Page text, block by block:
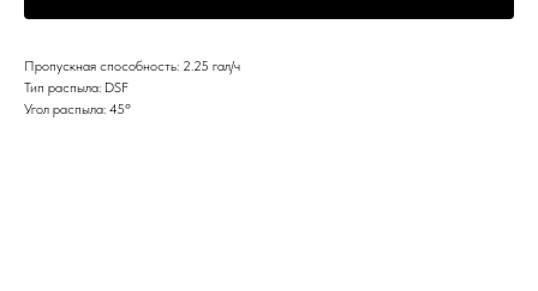
Пропускная способность: 2.25 гал/ч
Тип распыла: DSF
Угол распыла: 45º